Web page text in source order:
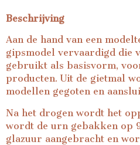
Beschrijving
Aan de hand van een
gipsmodel vervaardigd die
gebruikt als basisvorm,
producten. Uit de gietmal
modellen gegoten en
Na het drogen wordt het
wordt de urn gebakken op
glazuur aangebracht en